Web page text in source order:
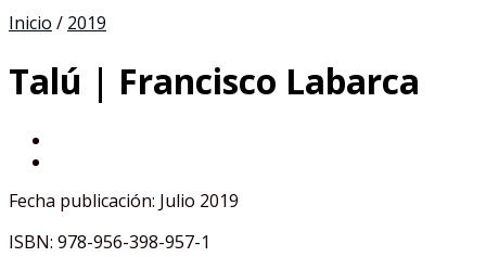
Inicio / 2019
Talú | Francisco Labarca
Fecha publicación: Julio 2019
ISBN: 978-956-398-957-1